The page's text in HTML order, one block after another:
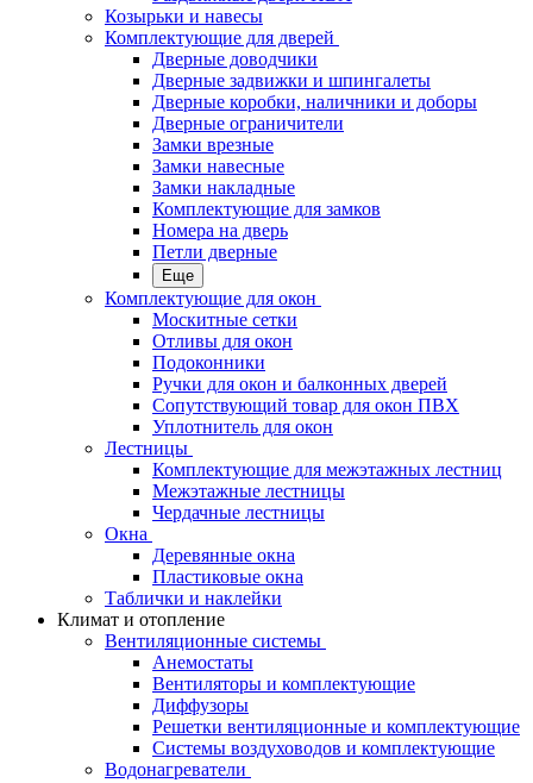
Козырьки и навесы
Комплектующие для дверей
Дверные доводчики
Дверные задвижки и шпингалеты
Дверные коробки, наличники и доборы
Дверные ограничители
Замки врезные
Замки навесные
Замки накладные
Комплектующие для замков
Номера на дверь
Петли дверные
Еще
Комплектующие для окон
Москитные сетки
Отливы для окон
Подоконники
Ручки для окон и балконных дверей
Сопутствующий товар для окон ПВХ
Уплотнитель для окон
Лестницы
Комплектующие для межэтажных лестниц
Межэтажные лестницы
Чердачные лестницы
Окна
Деревянные окна
Пластиковые окна
Таблички и наклейки
Климат и отопление
Вентиляционные системы
Анемостаты
Вентиляторы и комплектующие
Диффузоры
Решетки вентиляционные и комплектующие
Системы воздуховодов и комплектующие
Водонагреватели